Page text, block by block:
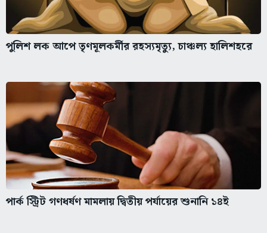
পুলিশ লক আপে তৃণমূলকর্মীর রহস্যমৃত্যু, চাঞ্চল্য হালিশহরে
পার্ক স্ট্রিট গণধর্ষণ মামলায় দ্বিতীয় পর্যায়ের শুনানি ১৪ই